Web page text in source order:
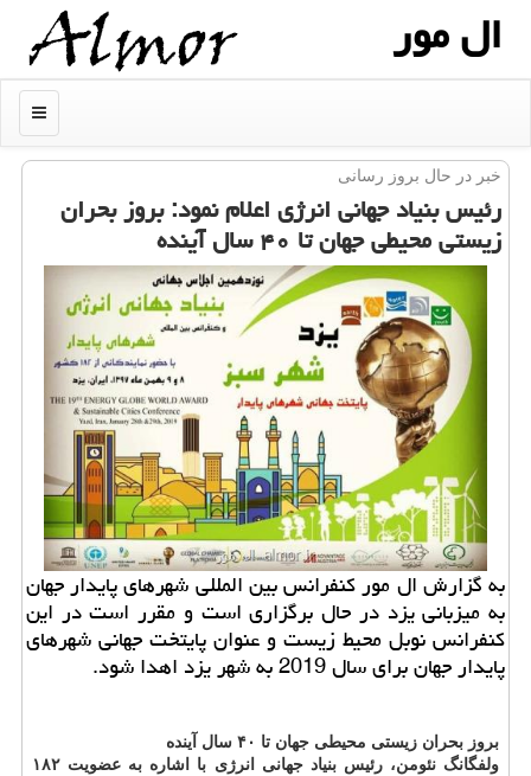
ال مور
منو
خبر در حال بروز رسانی
رئیس بنیاد جهانی انرژی اعلام نمود: بروز بحران
زیستی محیطی جهان تا ۴۰ سال آینده
به گزارش ال مور كنفرانس بین المللی شهرهای پایدار جهان
به میزبانی یزد در حال برگزاری است و مقرر است در این
كنفرانس نوبل محیط زیست و عنوان پایتخت جهانی شهرهای
پایدار جهان برای سال 2019 به شهر یزد اهدا شود.
بروز بحران زیستی محیطی جهان تا ۴۰ سال آینده
ولفگانگ نئومن، رئیس بنیاد جهانی انرژی با اشاره به عضویت ۱۸۲